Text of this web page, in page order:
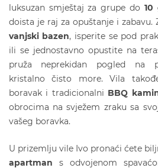
luksuzan smještaj za grupe do 10
doista je raj za opuštanje i zabavu.
vanjski bazen, isperite se pod
ili se jednostavno opustite na
pruža neprekidan pogled na
kristalno čisto more. Vila
boravak i tradicionalni BBQ
obrocima na svježem zraku sa
vašeg boravka.
U prizemlju vile Ivo pronaći ćete
apartman s odvojenom